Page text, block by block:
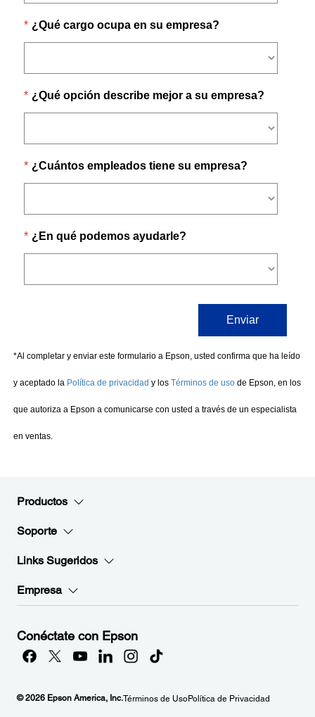
Productos
Soporte
Links Sugeridos
Empresa
Conéctate con Epson
© 2026 Epson America, Inc.Términos de UsoPolítica de Privacidad